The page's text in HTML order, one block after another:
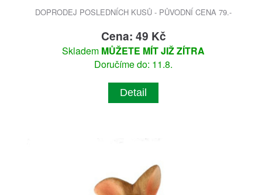
DOPRODEJ POSLEDNÍCH KUSŮ - PŮVODNÍ CENA 79.-
Cena: 49 Kč
Skladem MŮŽETE MÍT JIŽ ZÍTRA
Doručíme do: 11.8.
Detail